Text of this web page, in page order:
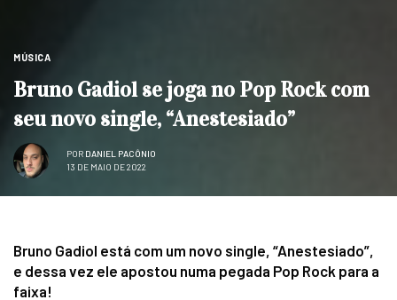
MÚSICA
Bruno Gadiol se joga no Pop Rock com
seu novo single, “Anestesiado”
POR DANIEL PACÔNIO
13 DE MAIO DE 2022
Bruno Gadiol está com um novo single, “Anestesiado”,
e dessa vez ele apostou numa pegada Pop Rock para a
faixa!